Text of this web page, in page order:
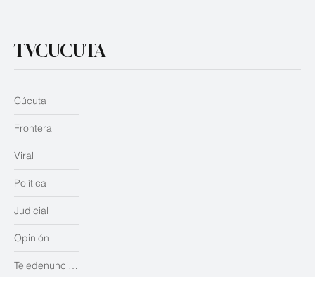
Judicial
Opinión
Cúcuta
Frontera
Viral
Política